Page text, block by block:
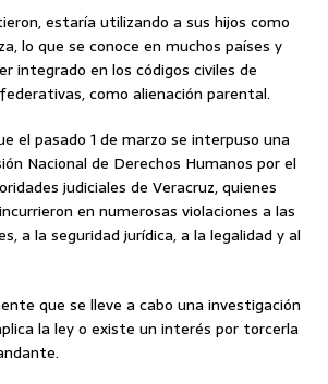
estaría utilizando a sus hijos como
lo que se conoce en muchos países y
integrado en los códigos civiles de
como alienación parental.
el pasado 1 de marzo se interpuso una
Nacional de Derechos Humanos por el
judiciales de Veracruz, quienes
en numerosas violaciones a las
a la seguridad jurídica, a la legalidad y al
que se lleve a cabo una investigación
la ley o existe un interés por torcerla